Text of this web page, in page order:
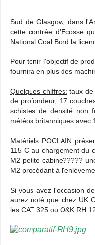
Sud de Glasgow, dans
cette contrée d'Ecosse
National Coal Bord la
Pour tenir l'objectif de
fournira en plus des
Quelques chiffres: taux de
de profondeur, 17
schistes de densité non
météos britanniques avec
Matériels POCLAIN
115 C au chargement du
M2 petite cabine?????
M2 procédant à
Si vous avez l'occasion
aurez noté que chez UK
les CAT 325 ou O&K RH